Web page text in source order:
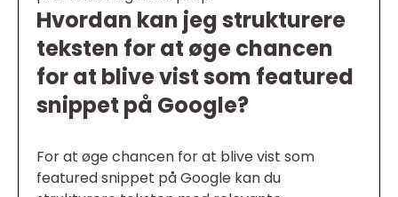
Hvordan kan jeg strukturere
teksten for at øge chancen
for at blive vist som featured
snippet på Google?
For at øge chancen for at blive vist som
featured snippet på Google kan du